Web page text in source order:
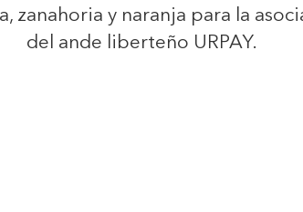
zanahoria y naranja para la
del ande liberteño URPAY.